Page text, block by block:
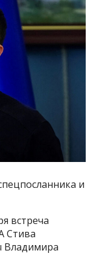
и
встреча
Стива
Владимира